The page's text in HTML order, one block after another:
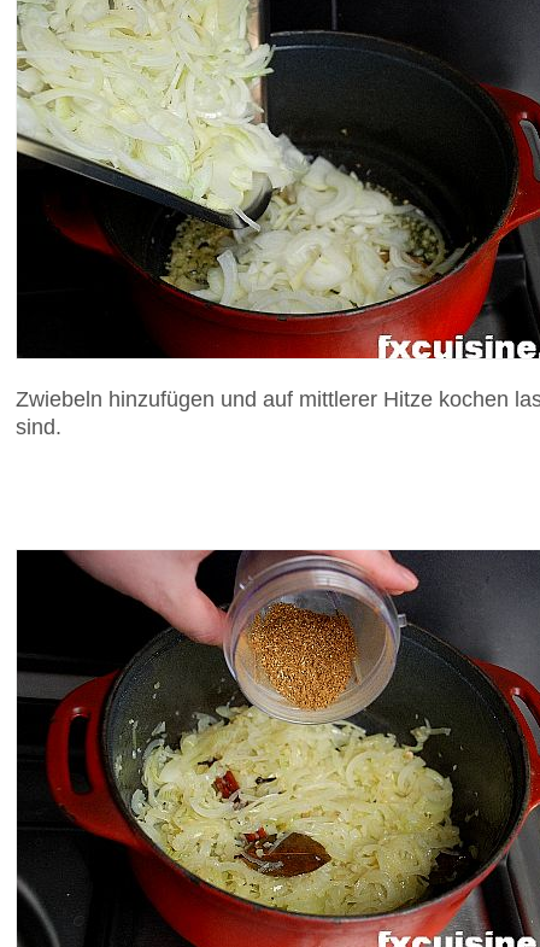
Zwiebeln hinzufügen und auf mittlerer Hitze kochen
sind.